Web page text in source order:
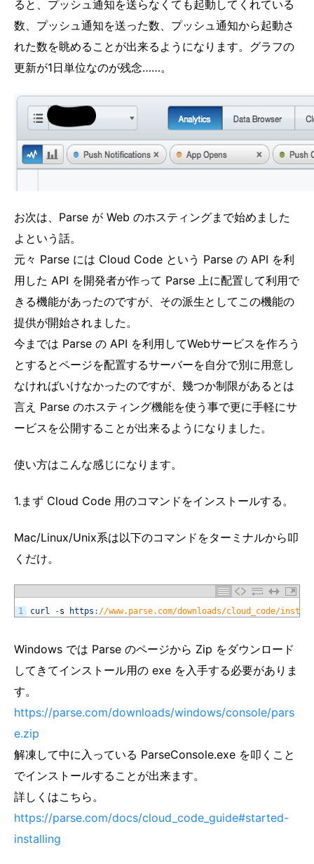
ると、プッシュ通知を送らなくても起動してくれている
数、プッシュ通知を送った数、プッシュ通知から起動さ
れた数を眺めることが出来るようになります。グラフの
更新が1日単位なのが残念……。
お次は、Parse が Web のホスティングまで始めました
よという話。
元々 Parse には Cloud Code という Parse の API を利
用した API を開発者が作って Parse 上に配置して利用で
きる機能があったのですが、その派生としてこの機能の
提供が開始されました。
今までは Parse の API を利用してWebサービスを作ろう
とするとページを配置するサーバーを自分で別に用意し
なければいけなかったのですが、幾つか制限があるとは
言え Parse のホスティング機能を使う事で更に手軽にサ
ービスを公開することが出来るようになりました。
使い方はこんな感じになります。
1.まず Cloud Code 用のコマンドをインストールする。
Mac/Linux/Unix系は以下のコマンドをターミナルから叩
くだけ。
1 curl -s https : //www.parse.com/downloads/cloud_code/
Windows では Parse のページから Zip をダウンロード
してきてインストール用の exe を入手する必要がありま
す。
https://parse.com/downloads/windows/console/pars
e.zip
解凍して中に入っている ParseConsole.exe を叩くこと
でインストールすることが出来ます。
詳しくはこちら。
https://parse.com/docs/cloud_code_guide#started-
installing